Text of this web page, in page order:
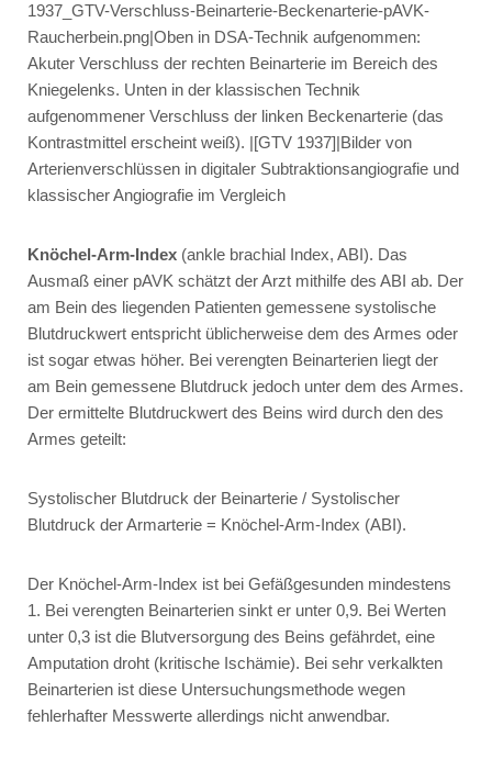
1937_GTV-Verschluss-Beinarterie-Beckenarterie-pAVK-
Raucherbein.png|Oben in DSA-Technik aufgenommen:
Akuter Verschluss der rechten Beinarterie im Bereich des
Kniegelenks. Unten in der klassischen Technik
aufgenommener Verschluss der linken Beckenarterie (das
Kontrastmittel erscheint weiß). |[GTV 1937]|Bilder von
Arterienverschlüssen in digitaler Subtraktionsangiografie und
klassischer Angiografie im Vergleich
Knöchel-Arm-Index (ankle brachial Index, ABI). Das
Ausmaß einer pAVK schätzt der Arzt mithilfe des ABI ab. Der
am Bein des liegenden Patienten gemessene systolische
Blutdruckwert entspricht üblicherweise dem des Armes oder
ist sogar etwas höher. Bei verengten Beinarterien liegt der
am Bein gemessene Blutdruck jedoch unter dem des Armes.
Der ermittelte Blutdruckwert des Beins wird durch den des
Armes geteilt:
Systolischer Blutdruck der Beinarterie / Systolischer
Blutdruck der Armarterie = Knöchel-Arm-Index (ABI).
Der Knöchel-Arm-Index ist bei Gefäßgesunden mindestens
1. Bei verengten Beinarterien sinkt er unter 0,9. Bei Werten
unter 0,3 ist die Blutversorgung des Beins gefährdet, eine
Amputation droht (kritische Ischämie). Bei sehr verkalkten
Beinarterien ist diese Untersuchungsmethode wegen
fehlerhafter Messwerte allerdings nicht anwendbar.